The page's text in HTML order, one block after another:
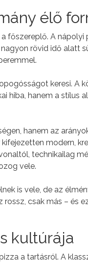
élő
főszereplő. A
rövid idő alatt
keresi. A
hiba, hanem a stílus
hanem az
modern,
technikailag
vele.
is vele, de az
csak más – és
kultúrája
a tartásról. A